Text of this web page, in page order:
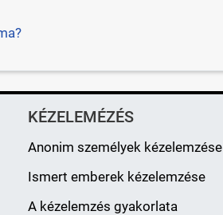
KÉZELEMÉZÉS
Anonim személyek kézelemzése
Ismert emberek kézelemzése
A kézelemzés gyakorlata